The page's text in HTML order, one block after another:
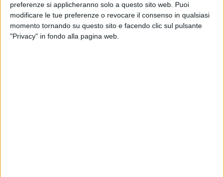
preferenze si applicheranno solo a questo sito web. Puoi
modificare le tue preferenze o revocare il consenso in qualsiasi
momento tornando su questo sito e facendo clic sul pulsante
"Privacy" in fondo alla pagina web.
dei pescatori", un omaggio ai tanti biscegliesi impegnati da
secoli in uno dei settori più storici, tradizionali e rilevanti
della economia cittadina, la pesca. L'infrastruttura in legno è
installata proprio nei pressi di un murales "Umani in cima"